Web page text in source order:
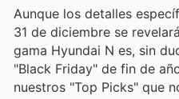
Aunque los detalles
31 de diciembre se
gama Hyundai N es, sin
"Black Friday" de fin de
nuestros "Top Picks" que